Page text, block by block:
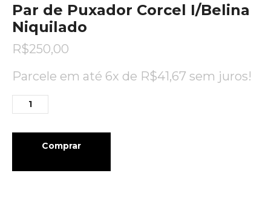
Par de Puxador Corcel I/Belina
Niquilado
R$250,00
Parcele em até 6x de R$41,67 sem juros!
Comprar